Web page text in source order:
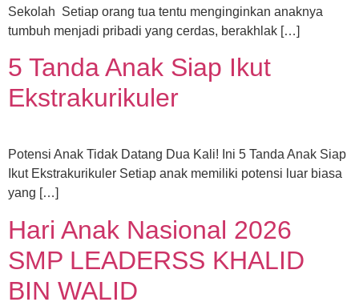
Sekolah Setiap orang tua tentu menginginkan anaknya
tumbuh menjadi pribadi yang cerdas, berakhlak […]
5 Tanda Anak Siap Ikut
Ekstrakurikuler
Potensi Anak Tidak Datang Dua Kali! Ini 5 Tanda Anak Siap
Ikut Ekstrakurikuler Setiap anak memiliki potensi luar biasa
yang […]
Hari Anak Nasional 2026
SMP LEADERSS KHALID
BIN WALID